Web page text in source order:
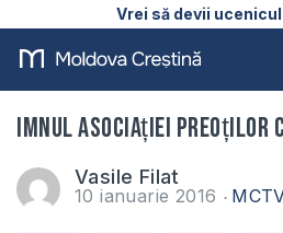
Vrei să devii
Imnul Asociației Preoților
Vasile Filat
10 ianuarie 2016